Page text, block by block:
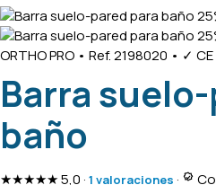
ORTHO PRO • Ref. 2198020 • ✓
Barra
baño
★★★★★5,0 · 1 valoraciones ·